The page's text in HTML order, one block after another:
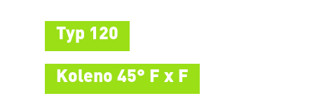
Typ 120
Koleno 45° F x F